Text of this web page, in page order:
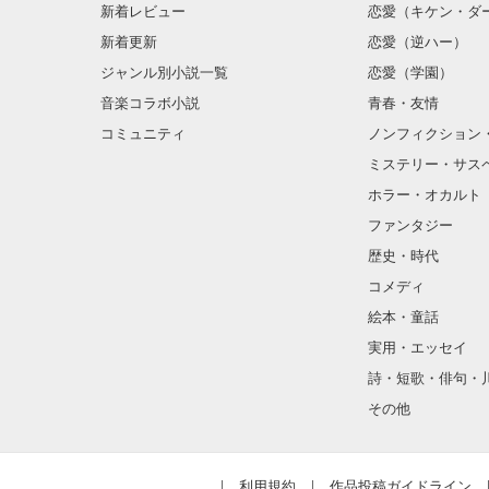
新着レビュー
新着更新
ジャンル別小説一覧
音楽コラボ小説
コミュニティ
恋愛（キケン・ダ
恋愛（逆ハー）
恋愛（学園）
青春・友情
ノンフィクション
ミステリー・サス
ホラー・オカルト
ファンタジー
歴史・時代
コメディ
絵本・童話
実用・エッセイ
詩・短歌・俳句・
その他